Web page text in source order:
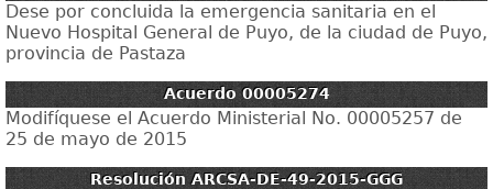
Dese por concluida la emergencia sanitaria en el
Nuevo Hospital General de Puyo, de la ciudad de Puyo,
provincia de Pastaza
Acuerdo 00005274
Modifíquese el Acuerdo Ministerial No. 00005257 de
25 de mayo de 2015
Resolución ARCSA-DE-49-2015-GGG